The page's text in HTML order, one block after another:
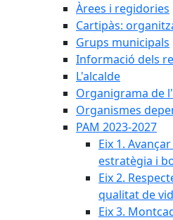
Àrees i regidories
Cartipàs:
Grups municipals
Informació dels
L'alcalde
Organigrama de
Organismes
PAM 2023-2027
Eix 1.
estratègia i
Eix 2.
qualitat de
Eix 3.